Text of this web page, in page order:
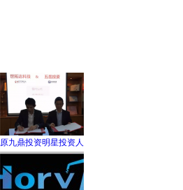
原九鼎投资明星投资人